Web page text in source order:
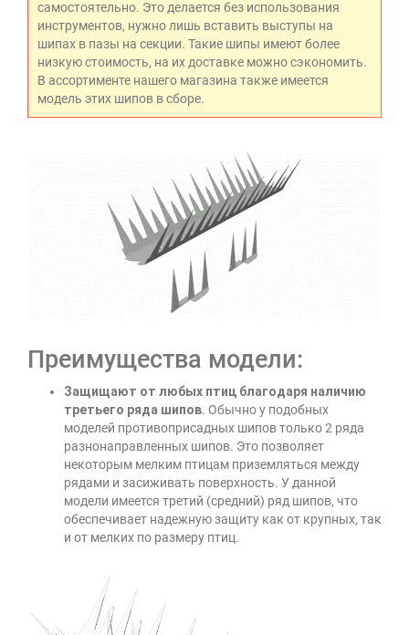
самостоятельно. Это делается без использования
инструментов, нужно лишь вставить выступы на
шипах в пазы на секции. Такие шипы имеют более
низкую стоимость, на их доставке можно сэкономить.
В ассортименте нашего магазина также имеется
модель этих шипов в сборе.
Преимущества модели:
Защищают от любых птиц благодаря наличию
третьего ряда шипов. Обычно у подобных
моделей противоприсадных шипов только 2 ряда
разнонаправленных шипов. Это позволяет
некоторым мелким птицам приземляться между
рядами и засиживать поверхность. У данной
модели имеется третий (средний) ряд шипов, что
обеспечивает надежную защиту как от крупных, так
и от мелких по размеру птиц.